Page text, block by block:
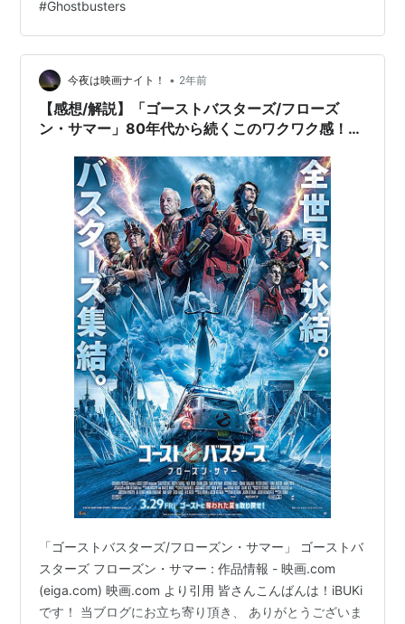
missions (only…
#Ghostbusters
今夜は映画ナイト！ • 2年前
【感想/解説】「ゴーストバスターズ/フローズ
ン・サマー」80年代から続くこのワクワク感！待
「ゴーストバスターズ/フローズン・サマー」 ゴーストバ
スターズ フローズン・サマー : 作品情報 - 映画.com
(eiga.com) 映画.com より引用 皆さんこんばんは！iBUKi
です！ 当ブログにお立ち寄り頂き、 ありがとうございま